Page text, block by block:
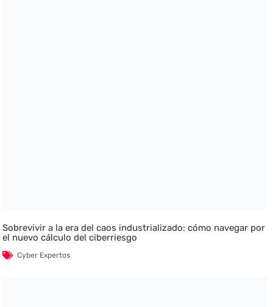
Sobrevivir a la era del caos industrializado: cómo navegar por
el nuevo cálculo del ciberriesgo
Cyber Expertos